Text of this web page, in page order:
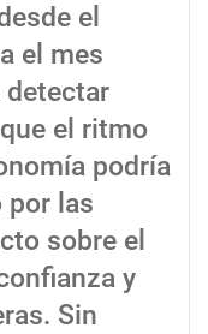
el
el mes
detectar
el ritmo
podría
por las
sobre el
y
Sin